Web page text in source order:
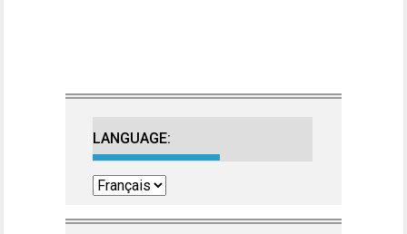
LANGUAGE: